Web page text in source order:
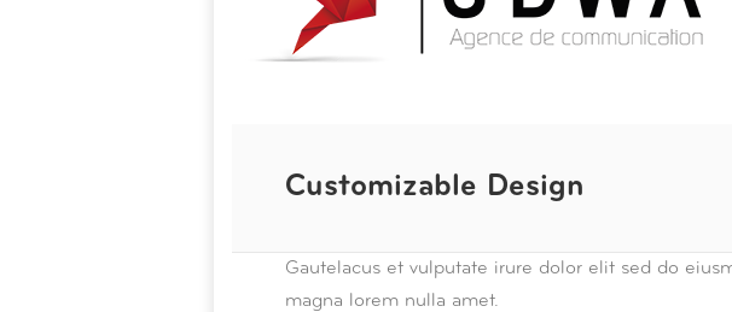
Customizable Design
Gautelacus et vulputate irure dolor elit sed do
magna lorem nulla amet.